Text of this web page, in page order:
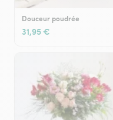
Douceur poudrée
31,95 €